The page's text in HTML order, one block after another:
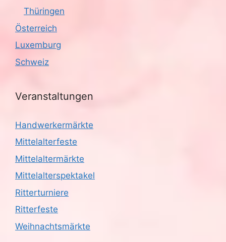
Thüringen
Österreich
Luxemburg
Schweiz
Veranstaltungen
Handwerkermärkte
Mittelalterfeste
Mittelaltermärkte
Mittelalterspektakel
Ritterturniere
Ritterfeste
Weihnachtsmärkte